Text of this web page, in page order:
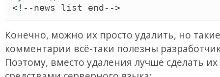
<!--news list end -->
Конечно, можно их просто удалить, но такие
комментарии всё-таки полезны
Поэтому, вместо удаления лучше сделать их